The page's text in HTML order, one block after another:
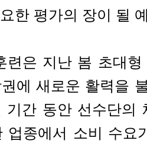
한 평가의 장이 될
련은 지난 봄 초대
에 새로운 활력을
기간 동안 선수단의
업종에서 소비 수요